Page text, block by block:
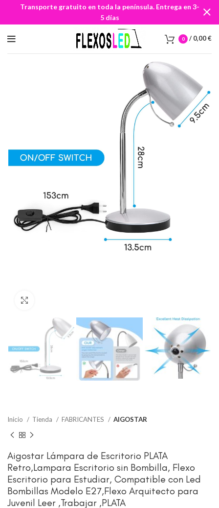
0 / 0,00€
Inicio Tienda FABRICANTES AIGOSTAR
Aigostar Lámpara de Escritorio PLATA
Retro,Lampara Escritorio sin Bombilla, Flexo
Escritorio para Estudiar, Compatible con Led
Bombillas Modelo E27,Flexo Arquitecto para
Juvenil Leer ,Trabajar ,PLATA
Transporte gratuito en toda la península. Entrega en 3-
5 días